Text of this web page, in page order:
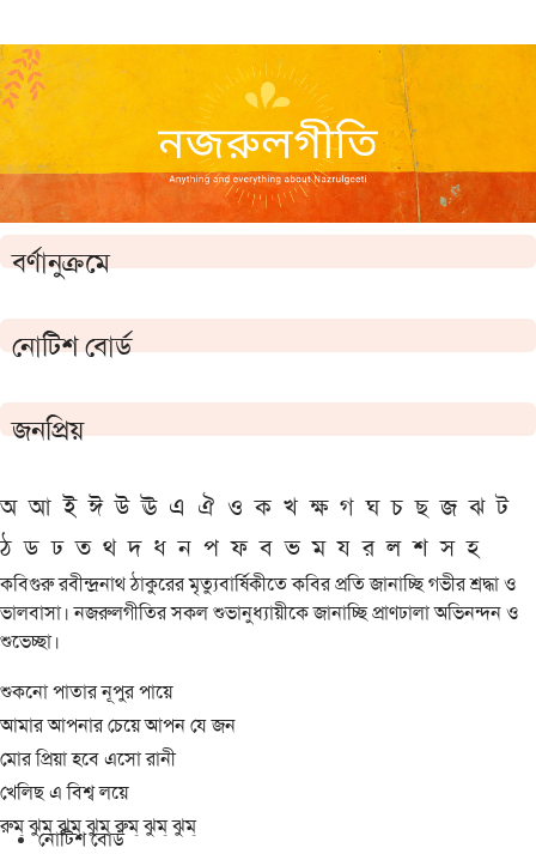
বর্ণানুক্রমে
নোটিশ বোর্ড
জনপ্রিয়
অ আ ই ঈ উ ঊ এ ঐ ও ক খ ক্ষ গ ঘ চ ছ জ ঝ ট
ঠ ড ঢ ত থ দ ধ ন প ফ ব ভ ম য র ল শ স হ
কবিগুরু রবীন্দ্রনাথ ঠাকুরের মৃত্যুবার্ষিকীতে কবির প্রতি জানাচ্ছি গভীর শ্রদ্ধা ও
ভালবাসা। নজরুলগীতির সকল শুভানুধ্যায়ীকে জানাচ্ছি প্রাণঢালা অভিনন্দন ও
শুভেচ্ছা।
শুকনো পাতার নূপুর পায়ে
আমার আপনার চেয়ে আপন যে জন
মোর প্রিয়া হবে এসো রানী
খেলিছ এ বিশ্ব লয়ে
রুম্ ঝুম্ ঝুম্ ঝুম্ রুম্ ঝুম্ ঝুম্
নোটিশ বোর্ড